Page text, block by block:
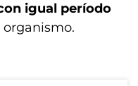
igual período